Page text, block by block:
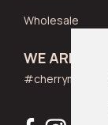
Wholesale
WE ARE